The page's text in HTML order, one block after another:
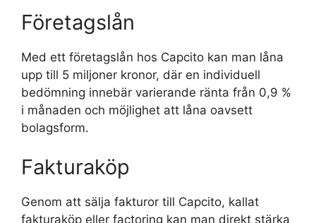
Företagslån
Med ett företagslån hos Capcito kan man låna
upp till 5 miljoner kronor, där en individuell
bedömning innebär varierande ränta från 0,9 %
i månaden och möjlighet att låna oavsett
bolagsform.
Fakturaköp
Genom att sälja fakturor till Capcito, kallat
fakturaköp eller factoring kan man direkt stärka